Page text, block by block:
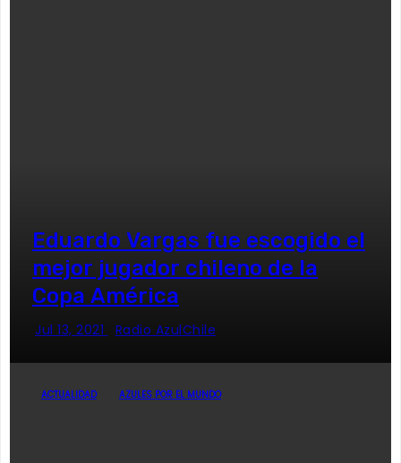
Eduardo Vargas fue escogido el
mejor jugador chileno de la
Copa América
Jul 13, 2021 Radio AzulChile
ACTUALIDAD AZULES POR EL MUNDO